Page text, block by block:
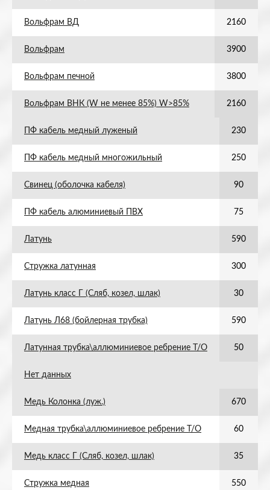
Вольфрам ВД 2160
Вольфрам 3900
Вольфрам печной 3800
Вольфрам ВНК (W не менее 85%) W>85% 2160
ПФ кабель медный луженый 230
ПФ кабель медный многожильный 250
Свинец (оболочка кабеля) 90
ПФ кабель алюминиевый ПВХ 75
Латунь 590
Стружка латунная 300
Латунь класс Г (Сляб, козел, шлак) 30
Латунь Л68 (бойлерная трубка) 590
Латунная трубка\аллюминиевое ребрение Т/О 50
Нет данных
Медь Колонка (луж.) 670
Медная трубка\аллюминиевое ребрение Т/О 60
Медь класс Г (Сляб, козел, шлак) 35
Стружка медная 550